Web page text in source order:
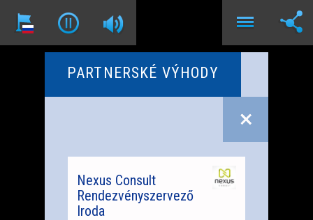
PARTNERSKÉ VÝHODY
Nexus Consult
Rendezvényszervező
Iroda